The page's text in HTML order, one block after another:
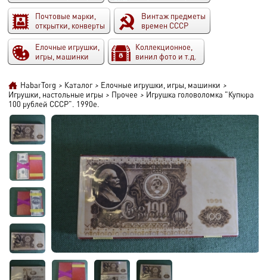
Почтовые марки,
открытки, конверты
Винтаж предметы
времен СССР
Елочные игрушки,
игры, машинки
Коллекционное,
винил фото и т.д.
HabarTorg > Каталог > Елочные игрушки, игры, машинки >
Игрушки, настольные игры > Прочее > Игрушка головоломка "Купюра
100 рублей СССР". 1990е.